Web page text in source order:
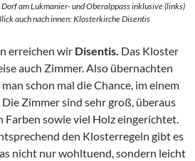
am Lukmanier- und Oberalppass inklusive (links)
auch nach innen: Klosterkirche Disentis
erreichen wir Disentis. Das Kloster
auch Zimmer. Also übernachten
schon mal die Chance, im einem
Zimmer sind sehr groß, überaus
Farben sowie viel Holz eingerichtet.
den Klosterregeln gibt es
nicht nur wohltuend, sondern leicht